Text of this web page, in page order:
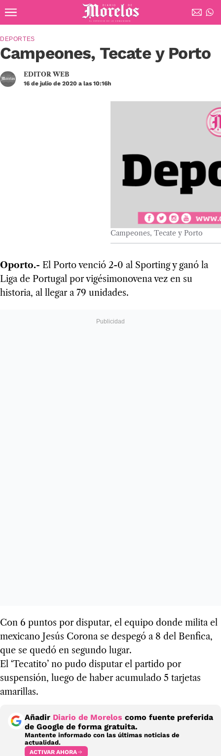
Diario de Morelos
Campeones, Tecate y Porto
DEPORTES
EDITOR WEB
16 de julio de 2020 a las 10:16h
Campeones, Tecate y Porto
Oporto.- El Porto venció 2-0 al Sporting y ganó la
Liga de Portugal por vigésimonovena vez en su
historia, al llegar a 79 unidades.
Con 6 puntos por disputar, el equipo donde milita el
mexicano Jesús Corona se despegó a 8 del Benfica,
que se quedó en segundo lugar.
El ‘Tecatito’ no pudo disputar el partido por
suspensión, luego de haber acumulado 5 tarjetas
amarillas.
Añadir Diario de Morelos como fuente preferida
de Google de forma gratuita.
Mantente informado con las últimas noticias de
actualidad.
ACTIVAR AHORA